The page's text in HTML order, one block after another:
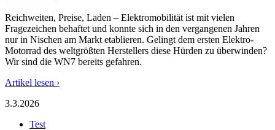
Reichweiten, Preise, Laden – Elektromobilität ist mit vielen
Fragezeichen behaftet und konnte sich in den vergangenen Jahren
nur in Nischen am Markt etablieren. Gelingt dem ersten Elektro-
Motorrad des weltgrößten Herstellers diese Hürden zu überwinden?
Wir sind die WN7 bereits gefahren.
Artikel lesen ›
3.3.2026
Test